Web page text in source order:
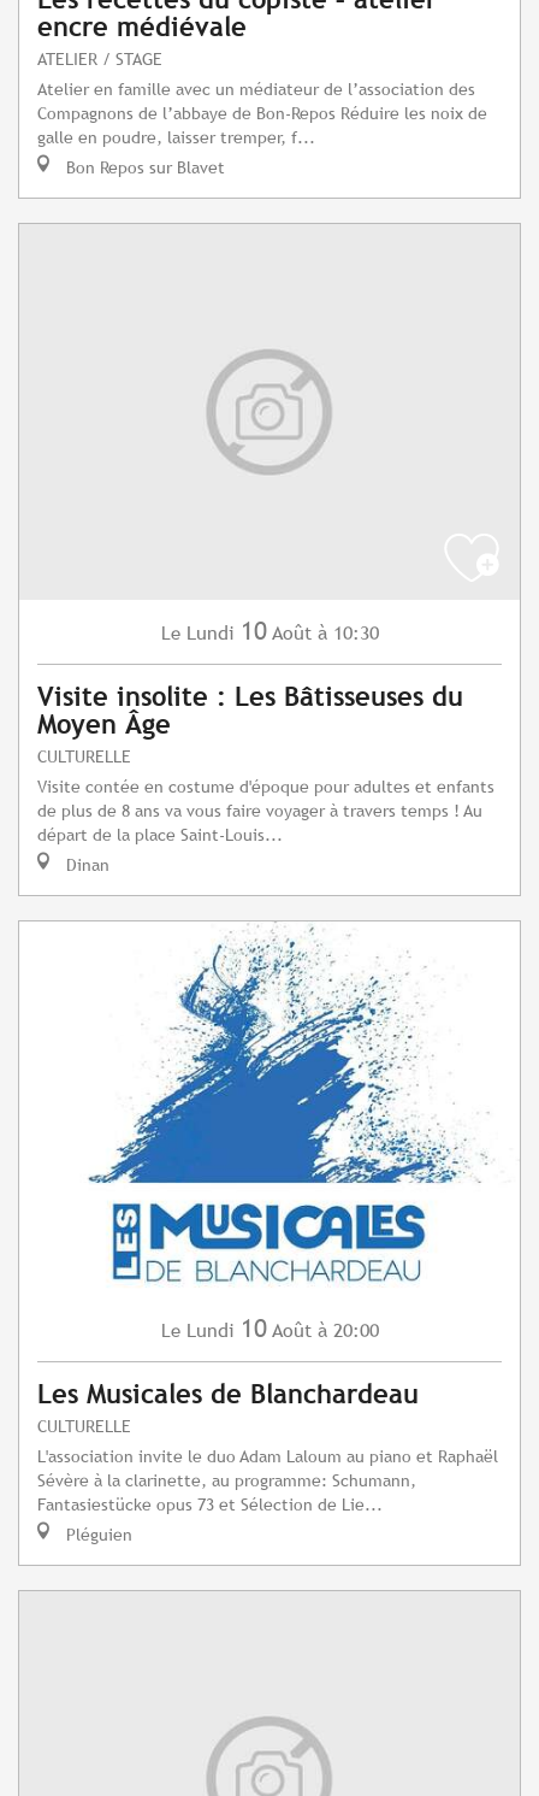
encre médiévale
ATELIER / STAGE
Atelier en famille avec un médiateur de l’association des
Compagnons de l’abbaye de Bon-Repos Réduire les noix de
galle en poudre, laisser tremper, f...
Bon Repos sur Blavet
Le Lundi 10 Août à 10:30
Visite insolite : Les Bâtisseuses du
Moyen Âge
CULTURELLE
Visite contée en costume d'époque pour adultes et enfants
de plus de 8 ans va vous faire voyager à travers temps ! Au
départ de la place Saint-Louis...
Dinan
Le Lundi 10 Août à 20:00
Les Musicales de Blanchardeau
CULTURELLE
L'association invite le duo Adam Laloum au piano et Raphaël
Sévère à la clarinette, au programme: Schumann,
Fantasiestücke opus 73 et Sélection de Lie...
Pléguien